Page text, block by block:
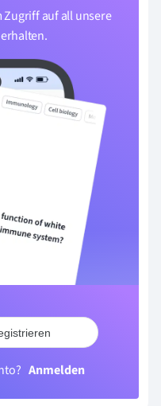
Zugriff auf all unsere
Anmelden